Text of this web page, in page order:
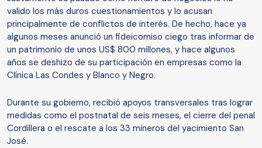
valido los más duros cuestionamientos y lo acusan
principalmente de conflictos de interés. De hecho, hace ya
algunos meses anunció un fideicomiso ciego tras informar de
un patrimonio de unos US$ 800 millones, y hace algunos
años se deshizo de su participación en empresas como la
Clínica Las Condes y Blanco y Negro.
Durante su gobierno, recibió apoyos transversales tras lograr
medidas como el postnatal de seis meses, el cierre del penal
Cordillera o el rescate a los 33 mineros del yacimiento San
José.